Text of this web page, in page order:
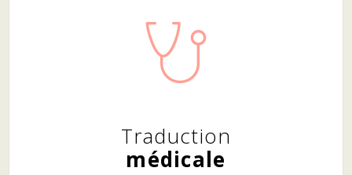
Traduction
médicale